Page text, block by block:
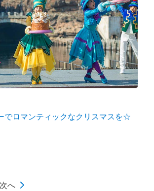
でロマンティックなクリスマスを☆
次へ